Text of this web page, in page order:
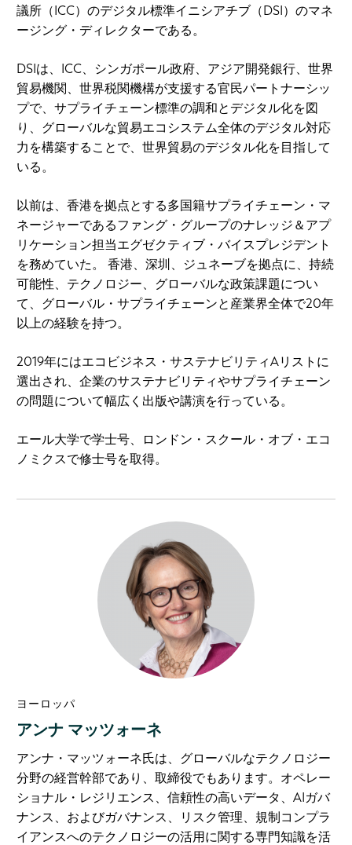
議所（ICC）のデジタル標準イニシアチブ（DSI）のマネ
ージング・ディレクターである。
DSIは、ICC、シンガポール政府、アジア開発銀行、世界
貿易機関、世界税関機構が支援する官民パートナーシッ
プで、サプライチェーン標準の調和とデジタル化を図
り、グローバルな貿易エコシステム全体のデジタル対応
力を構築することで、世界貿易のデジタル化を目指して
いる。
以前は、香港を拠点とする多国籍サプライチェーン・マ
ネージャーであるファング・グループのナレッジ＆アプ
リケーション担当エグゼクティブ・バイスプレジデント
を務めていた。 香港、深圳、ジュネーブを拠点に、持続
可能性、テクノロジー、グローバルな政策課題につい
て、グローバル・サプライチェーンと産業界全体で20年
以上の経験を持つ。
2019年にはエコビジネス・サステナビリティAリストに
選出され、企業のサステナビリティやサプライチェーン
の問題について幅広く出版や講演を行っている。
エール大学で学士号、ロンドン・スクール・オブ・エコ
ノミクスで修士号を取得。
ヨーロッパ
アンナ マッツォーネ
アンナ・マッツォーネ氏は、グローバルなテクノロジー
分野の経営幹部であり、取締役でもあります。オペレー
ショナル・レジリエンス、信頼性の高いデータ、AIガバ
ナンス、およびガバナンス、リスク管理、規制コンプラ
イアンスへのテクノロジーの活用に関する専門知識を活